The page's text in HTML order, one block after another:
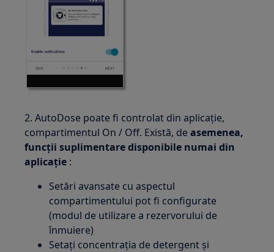
2. AutoDose poate fi controlat din aplicație,
compartimentul On / Off. Există, deasemenea,
funcții suplimentare disponibile numai din
aplicație :
Setări avansate cu aspectul
compartimentului pot fi configurate
(modul de utilizare a rezervorului de
înmuiere)
Setați concentrația de detergent și